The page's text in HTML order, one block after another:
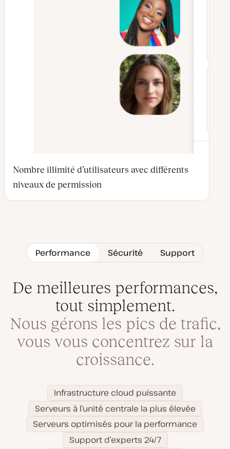
Nombre illimité d’utilisateurs avec différents
niveaux de permission
Performance Sécurité Support
De meilleures performances,
tout simplement.
Nous gérons les pics de trafic,
vous vous concentrez sur la
croissance.
Infrastructure cloud puissante
Serveurs à l’unité centrale la plus élevée
Serveurs optimisés pour la performance
Support d’experts 24/7